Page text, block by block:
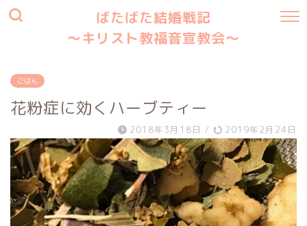
ばたばた結婚戦記
〜キリスト教福音宣教会〜
ごはん
花粉症に効くハーブティー
2018年3月18日 / 2019年2月24日